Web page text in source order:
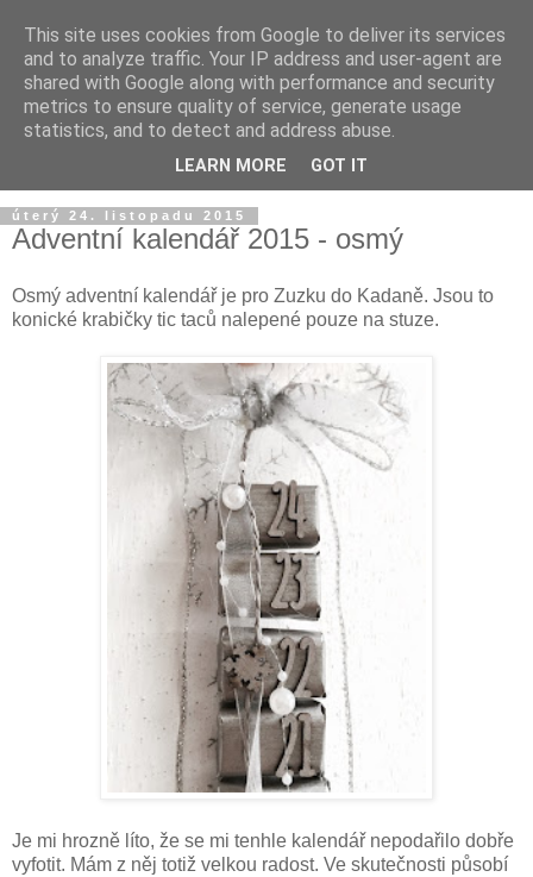
úterý 24. listopadu 2015
Adventní kalendář 2015 - osmý
Osmý adventní kalendář je pro Zuzku do Kadaně. Jsou to
konické krabičky tic taců nalepené pouze na stuze.
Je mi hrozně líto, že se mi tenhle kalendář nepodařilo dobře
vyfotit. Mám z něj totiž velkou radost. Ve skutečnosti působí
This site uses cookies from Google to deliver its services
and to analyze traffic. Your IP address and user-agent are
shared with Google along with performance and security
metrics to ensure quality of service, generate usage
statistics, and to detect and address abuse.
LEARN MORE GOT IT